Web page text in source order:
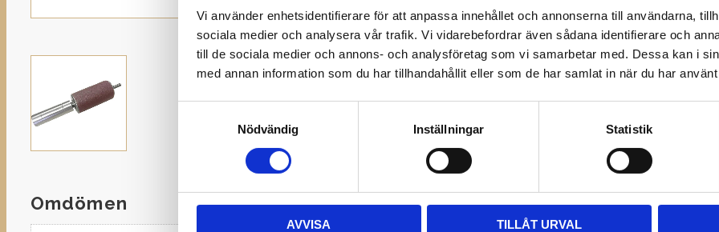
Vi använder enhetsidentifierare för att anpassa innehållet och annonserna till användarna,
sociala medier och analysera vår trafik. Vi vidarebefordrar även sådana identifierare och
till de sociala medier och annons- och analysföretag som vi samarbetar med. Dessa kan i
med annan information som du har tillhandahållit eller som de har samlat in när du har
Nödvändig
Inställningar Statistik
AVVISA TILLÅT URVAL
Rutnätsvy
Listvy Facebook
Omdömen